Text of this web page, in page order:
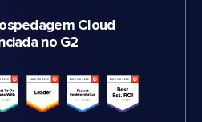
Cloud
no G2